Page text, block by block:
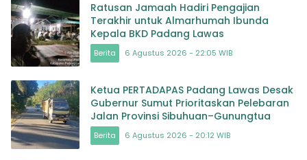
Ratusan Jamaah Hadiri Pengajian
Terakhir untuk Almarhumah Ibunda
Kepala BKD Padang Lawas
Berita 6 Agustus 2026 - 22:05 WIB
Ketua PERTADAPAS Padang Lawas Desak
Gubernur Sumut Prioritaskan Pelebaran
Jalan Provinsi Sibuhuan–Gunungtua
Berita 6 Agustus 2026 - 20:12 WIB